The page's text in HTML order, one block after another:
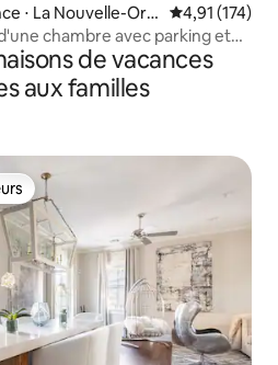
⋅ La Nouvelle-Orlé Évaluation
4,91 (174)
chambre avec parking et
de vacances
aux familles
les plus appréciés